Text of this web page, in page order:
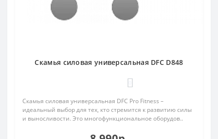
Скамья силовая универсальная DFC D848
Скамья силовая универсальная DFC Pro Fitness –
идеальный выбор для тех, кто стремится к развитию силы
и выносливости. Это многофункциональное оборудов..